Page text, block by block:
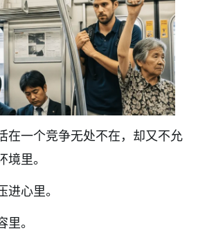
在一个竞争无处不在，却又不允
里。
心里。
。